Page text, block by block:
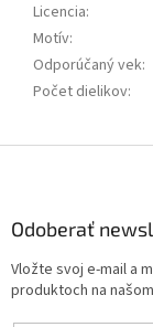
Licencia:
Motív:
Odporúčaný vek:
Počet dielikov:
Odoberať
Vložte svoj e-mail a
produktoch na